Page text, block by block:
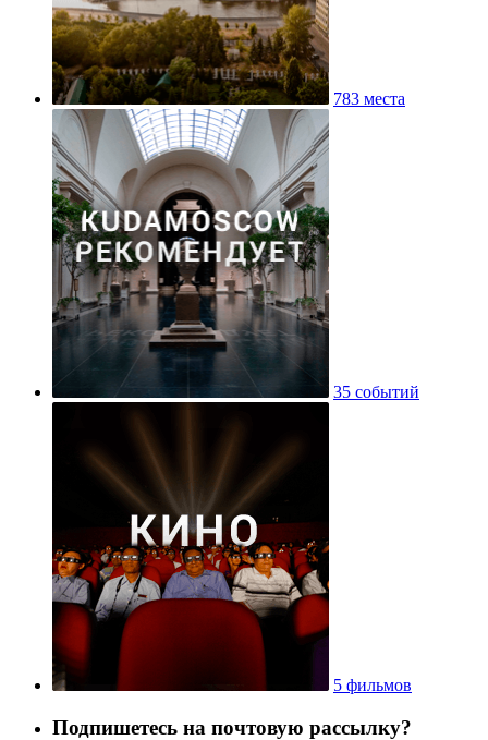
783 места
35 событий
5 фильмов
Подпишетесь на почтовую рассылку?